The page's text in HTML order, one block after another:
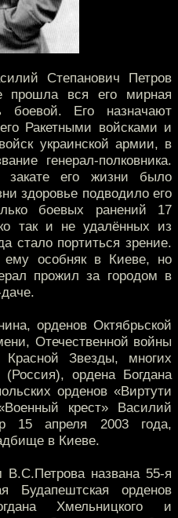
Степанович Петров
прошла вся его мирная
Его назначают
Ракетными войсками и
украинской армии, в
генерал-полковника.
его жизни было
здоровье подводило его
боевых ранений 17
так и не удалённых из
стало портиться зрение.
ему особняк в Киеве, но
прожил за городом в
орденов Октябрьской
Отечественной войны
Звезды, многих
ордена Богдана
орденов «Виртути
крест» Василий
15 апреля 2003 года,
в Киеве.
названа 55-я
Будапештская орденов
Хмельницкого и